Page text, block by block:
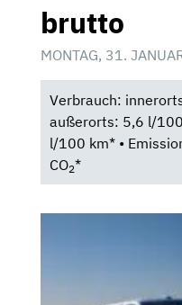
brutto
MONTAG, 31.
Verbrauch:
außerorts: 5,6 l/
l/100 km* •
CO2*